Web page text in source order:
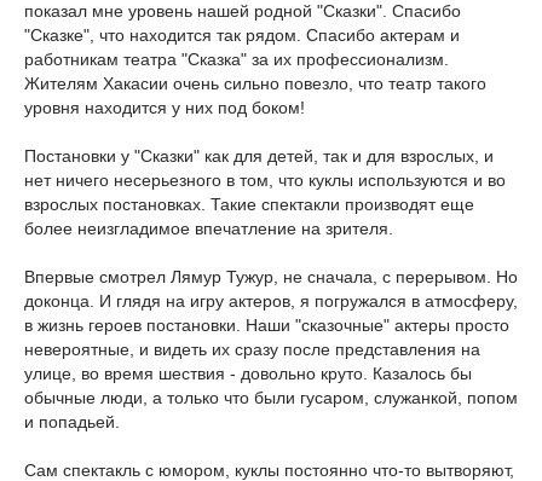
показал мне уровень нашей родной "Сказки". Спасибо
"Сказке", что находится так рядом. Спасибо актерам и
работникам театра "Сказка" за их профессионализм.
Жителям Хакасии очень сильно повезло, что театр такого
уровня находится у них под боком!
Постановки у "Сказки" как для детей, так и для взрослых, и
нет ничего несерьезного в том, что куклы используются и во
взрослых постановках. Такие спектакли производят еще
более неизгладимое впечатление на зрителя.
Впервые смотрел Лямур Тужур, не сначала, с перерывом. Но
доконца. И глядя на игру актеров, я погружался в атмосферу,
в жизнь героев постановки. Наши "сказочные" актеры просто
невероятные, и видеть их сразу после представления на
улице, во время шествия - довольно круто. Казалось бы
обычные люди, а только что были гусаром, служанкой, попом
и попадьей.
Сам спектакль с юмором, куклы постоянно что-то вытворяют,